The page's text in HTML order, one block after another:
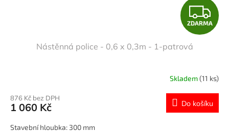
Z
D
R
M
A
ZDARMA
Nástěnná police - 0,6 x 0,3m - 1-patrová
Skladem(11 ks)
876 Kč bez DPH
1 060 Kč Do košíku
Stavební hloubka: 300 mm